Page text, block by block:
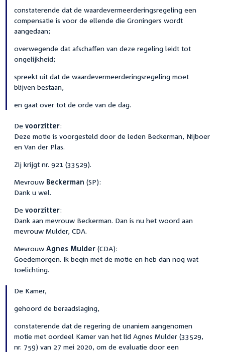
constaterende dat de waardevermeerderingsregeling een
compensatie is voor de ellende die Groningers wordt
aangedaan;
overwegende dat afschaffen van deze regeling leidt tot
ongelijkheid;
spreekt uit dat de waardevermeerderingsregeling moet
blijven bestaan,
en gaat over tot de orde van de dag.
De voorzitter:
Deze motie is voorgesteld door de leden Beckerman, Nijboer
en Van der Plas.
Zij krijgt nr. 921 (33529).
Mevrouw Beckerman (SP):
Dank u wel.
De voorzitter:
Dank aan mevrouw Beckerman. Dan is nu het woord aan
mevrouw Mulder, CDA.
Mevrouw Agnes Mulder (CDA):
Goedemorgen. Ik begin met de motie en heb dan nog wat
toelichting.
De Kamer,
gehoord de beraadslaging,
constaterende dat de regering de unaniem aangenomen
motie met oordeel Kamer van het lid Agnes Mulder (33529,
nr. 759) van 27 mei 2020, om de evaluatie door een